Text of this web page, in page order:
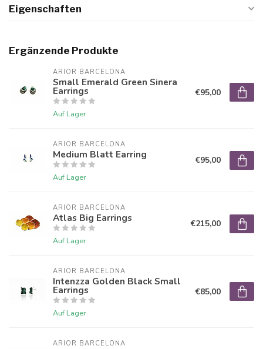
Eigenschaften
Ergänzende Produkte
ARIOR BARCELONA
Small Emerald Green Sinera
Earrings
Auf Lager
€95,00
ARIOR BARCELONA
Medium Blatt Earring
Auf Lager
€95,00
ARIOR BARCELONA
Atlas Big Earrings
Auf Lager
€215,00
ARIOR BARCELONA
Intenzza Golden Black Small
Earrings
Auf Lager
€85,00
ARIOR BARCELONA